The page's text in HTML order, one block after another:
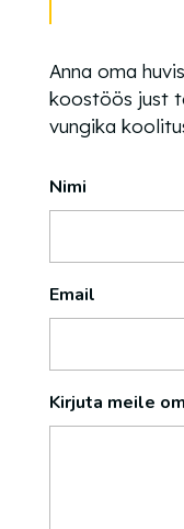
Anna oma
koostöös just
vungika
Nimi
Email
Kirjuta meile